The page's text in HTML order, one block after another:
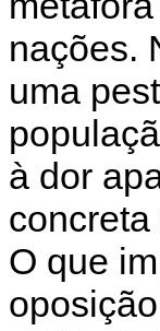
nações.
uma
à dor
O que